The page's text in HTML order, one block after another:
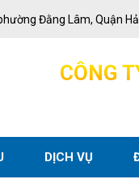
Đằng Lâm, Quận
CÔNG T
DỊCH VỤ